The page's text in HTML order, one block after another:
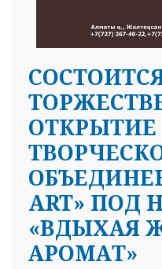
ART» ПОД
«ВДЫХАЯ
АРОМАТ»